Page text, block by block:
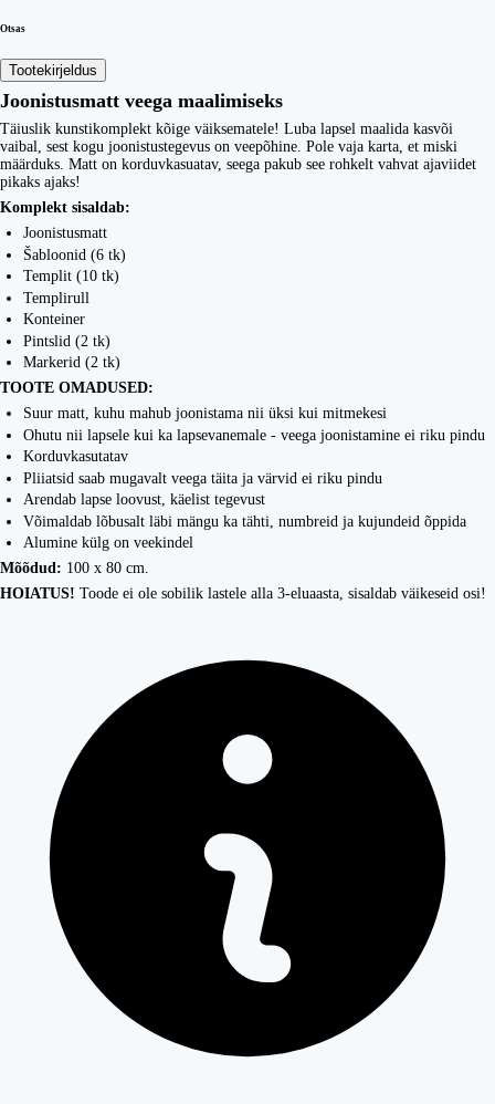
Otsas
Tootekirjeldus
Joonistusmatt veega maalimiseks
Täiuslik kunstikomplekt kõige väiksematele! Luba lapsel maalida kasvõi
vaibal, sest kogu joonistustegevus on veepõhine. Pole vaja karta, et miski
määrduks. Matt on korduvkasuatav, seega pakub see rohkelt vahvat ajaviidet
pikaks ajaks!
Komplekt sisaldab:
Joonistusmatt
Šabloonid (6 tk)
Templit (10 tk)
Templirull
Konteiner
Pintslid (2 tk)
Markerid (2 tk)
TOOTE OMADUSED:
Suur matt, kuhu mahub joonistama nii üksi kui mitmekesi
Ohutu nii lapsele kui ka lapsevanemale - veega joonistamine ei riku pindu
Korduvkasutatav
Pliiatsid saab mugavalt veega täita ja värvid ei riku pindu
Arendab lapse loovust, käelist tegevust
Võimaldab lõbusalt läbi mängu ka tähti, numbreid ja kujundeid õppida
Alumine külg on veekindel
Mõõdud: 100 x 80 cm.
HOIATUS! Toode ei ole sobilik lastele alla 3-eluaasta, sisaldab väikeseid osi!